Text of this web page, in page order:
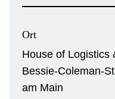
Ort
House of Logistics
Bessie-Coleman-
am Main